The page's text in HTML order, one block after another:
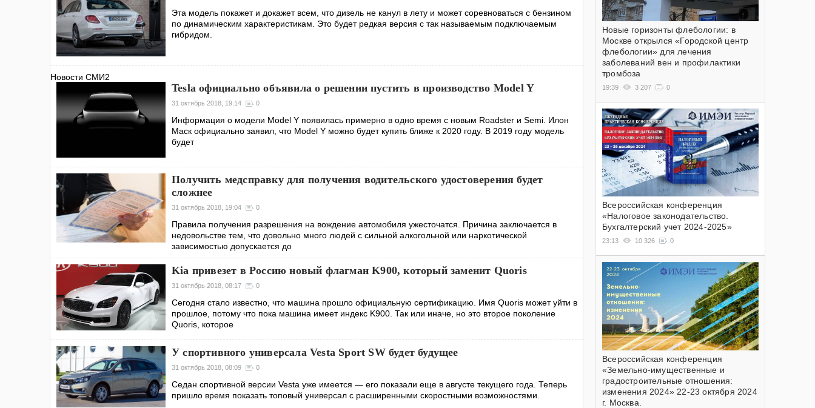
Эта модель покажет и докажет всем, что дизель не канул в лету и может соревноваться с бензином
по динамическим характеристикам. Это будет редкая версия с так называемым подключаемым
гибридом.
Новости СМИ2
Tesla официально объявила о решении пустить в производство Model Y
31 октябрь 2018, 19:14 0
Информация о модели Model Y появилась примерно в одно время с новым Roadster и Semi. Илон
Маск официально заявил, что Model Y можно будет купить ближе к 2020 году. В 2019 году модель
будет
Получить медсправку для получения водительского удостоверения будет
сложнее
31 октябрь 2018, 19:04 0
Правила получения разрешения на вождение автомобиля ужесточатся. Причина заключается в
недовольстве тем, что довольно много людей с сильной алкогольной или наркотической
зависимостью допускается до
Kia привезет в Россию новый флагман K900, который заменит Quoris
31 октябрь 2018, 08:17 0
Сегодня стало известно, что машина прошло официальную сертификацию. Имя Quoris может уйти в
прошлое, потому что пока машина имеет индекс K900. Так или иначе, но это второе поколение
Quoris, которое
У спортивного универсала Vesta Sport SW будет будущее
31 октябрь 2018, 08:09 0
Седан спортивной версии Vesta уже имеется — его показали еще в августе текущего года. Теперь
пришло время показать топовый универсал с расширенными скоростными возможностями.
Новые горизонты флебологии: в
Москве открылся «Городской центр
флебологии» для лечения
заболеваний вен и профилактики
тромбоза
19:39 3 207 0
Всероссийская конференция
«Налоговое законодательство.
Бухгалтерский учет 2024-2025»
23:13 10 326 0
Всероссийская конференция
«Земельно-имущественные и
градостроительные отношения:
изменения 2024» 22-23 октября 2024
г. Москва.